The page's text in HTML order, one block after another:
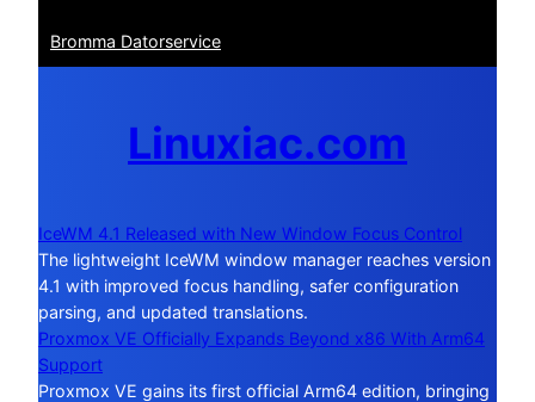
Bromma Datorservice
Linuxiac.com
IceWM 4.1 Released with New Window Focus Control
The lightweight IceWM window manager reaches version
4.1 with improved focus handling, safer configuration
parsing, and updated translations.
Proxmox VE Officially Expands Beyond x86 With Arm64
Support
Proxmox VE gains its first official Arm64 edition, bringing